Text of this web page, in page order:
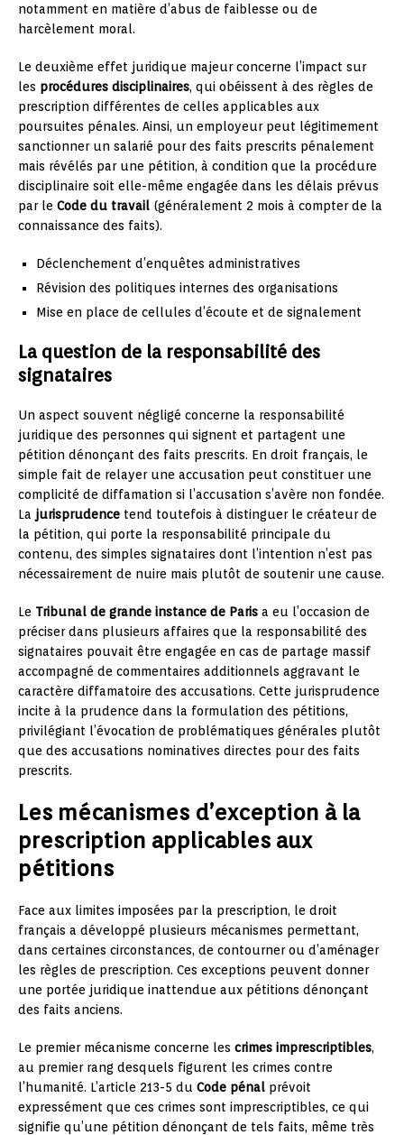
notamment en matière d’abus de faiblesse ou de
harcèlement moral.
Le deuxième effet juridique majeur concerne l’impact sur
les procédures disciplinaires, qui obéissent à des règles de
prescription différentes de celles applicables aux
poursuites pénales. Ainsi, un employeur peut légitimement
sanctionner un salarié pour des faits prescrits pénalement
mais révélés par une pétition, à condition que la procédure
disciplinaire soit elle-même engagée dans les délais prévus
par le Code du travail (généralement 2 mois à compter de la
connaissance des faits).
Déclenchement d’enquêtes administratives
Révision des politiques internes des organisations
Mise en place de cellules d’écoute et de signalement
La question de la responsabilité des
signataires
Un aspect souvent négligé concerne la responsabilité
juridique des personnes qui signent et partagent une
pétition dénonçant des faits prescrits. En droit français, le
simple fait de relayer une accusation peut constituer une
complicité de diffamation si l’accusation s’avère non fondée.
La jurisprudence tend toutefois à distinguer le créateur de
la pétition, qui porte la responsabilité principale du
contenu, des simples signataires dont l’intention n’est pas
nécessairement de nuire mais plutôt de soutenir une cause.
Le Tribunal de grande instance de Paris a eu l’occasion de
préciser dans plusieurs affaires que la responsabilité des
signataires pouvait être engagée en cas de partage massif
accompagné de commentaires additionnels aggravant le
caractère diffamatoire des accusations. Cette jurisprudence
incite à la prudence dans la formulation des pétitions,
privilégiant l’évocation de problématiques générales plutôt
que des accusations nominatives directes pour des faits
prescrits.
Les mécanismes d’exception à la
prescription applicables aux
pétitions
Face aux limites imposées par la prescription, le droit
français a développé plusieurs mécanismes permettant,
dans certaines circonstances, de contourner ou d’aménager
les règles de prescription. Ces exceptions peuvent donner
une portée juridique inattendue aux pétitions dénonçant
des faits anciens.
Le premier mécanisme concerne les crimes imprescriptibles,
au premier rang desquels figurent les crimes contre
l’humanité. L’article 213-5 du Code pénal prévoit
expressément que ces crimes sont imprescriptibles, ce qui
signifie qu’une pétition dénonçant de tels faits, même très